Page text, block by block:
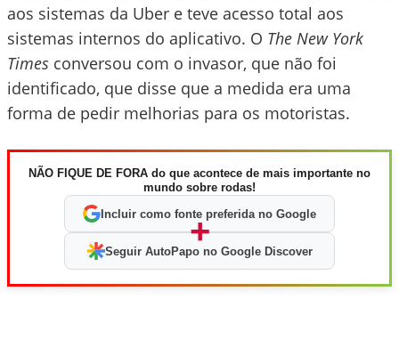
aos sistemas da Uber e teve acesso total aos
sistemas internos do aplicativo. O The New York
Times conversou com o invasor, que não foi
identificado, que disse que a medida era uma
forma de pedir melhorias para os motoristas.
NÃO FIQUE DE FORA do que acontece de mais importante no
mundo sobre rodas!
Incluir como fonte preferida no Google
+
Seguir AutoPapo no Google Discover